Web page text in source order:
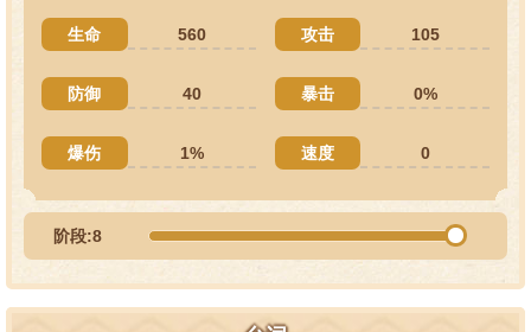
生命 560 攻击 105
防御 40 暴击 0%
爆伤 1% 速度 0
阶段:8